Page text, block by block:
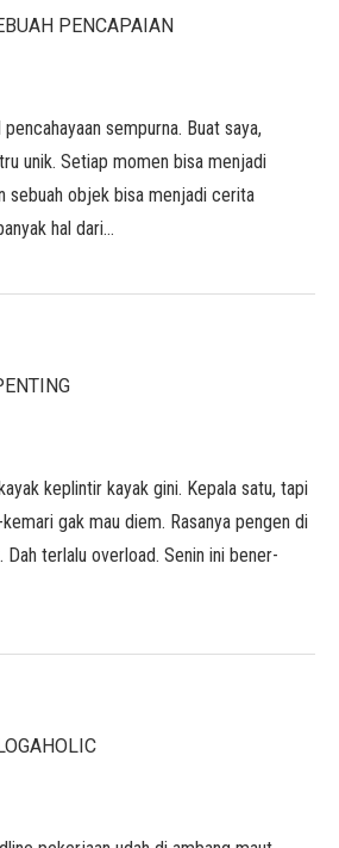
PENCAPAIAN
sempurna. Buat saya,
unik. Setiap momen bisa menjadi
sebuah objek bisa menjadi cerita
hal dari…
keplintir kayak gini. Kepala satu, tapi
gak mau diem. Rasanya pengen di
terlalu overload. Senin ini bener-